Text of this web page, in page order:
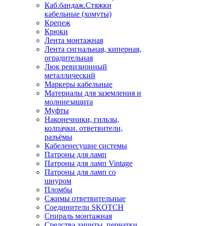
Каб.бандаж.Стяжки
кабельные (хомуты)
Крепеж
Крюки
Лента монтажная
Лента сигнальная, киперная,
оградительная
Люк ревизионный
металлический
Маркеры кабельные
Материалы для заземления и
молниезащита
Муфты
Наконечники, гильзы,
колпачки. ответвители,
разъёмы
Кабеленесущие системы
Патроны для ламп
Патроны для ламп Vintage
Патроны для ламп со
шнуром
Пломбы
Сжимы ответвительные
Соединители SKOTCH
Спираль монтажная